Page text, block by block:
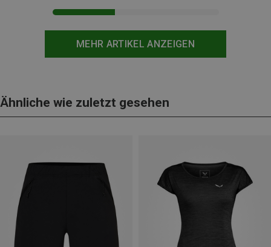
MEHR ARTIKEL ANZEIGEN
Ähnliche wie zuletzt gesehen